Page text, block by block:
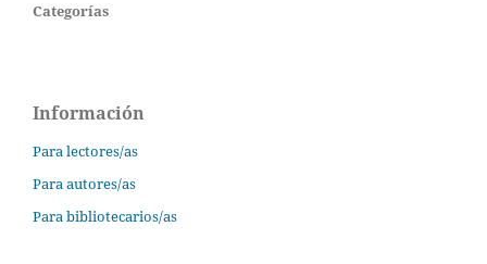
Categorías
Información
Para lectores/as
Para autores/as
Para bibliotecarios/as